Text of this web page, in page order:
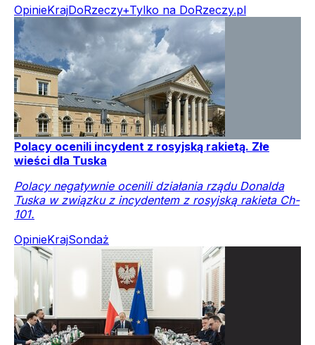
OpinieKrajDoRzeczy+Tylko na DoRzeczy.pl
Polacy ocenili incydent z rosyjską rakietą. Złe
wieści dla Tuska
Polacy negatywnie ocenili działania rządu Donalda
Tuska w związku z incydentem z rosyjską rakieta Ch-
101.
OpinieKrajSondaż